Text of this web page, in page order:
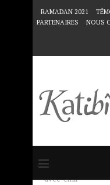
RAMADAN 2021
PARTENAIRES
NOUS
Accueil
avec "émir"